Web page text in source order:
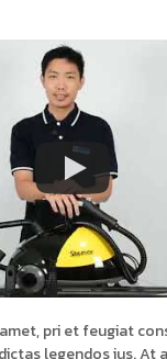
pri et feugiat
legendos ius. At